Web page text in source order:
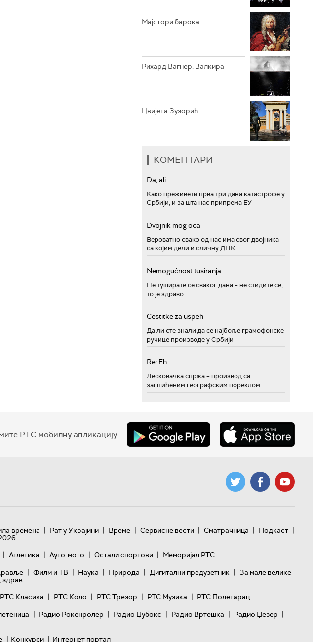
Мајстори барока
Рихард Вагнер: Валкира
Цвијета Зузорић
КОМЕНТАРИ
Da, ali...
Како преживети прва три дана катастрофе у
Србији, и за шта нас припрема ЕУ
Dvojnik mog oca
Вероватно свако од нас има свог двојника
са којим дели и сличну ДНК
Nemogućnost tusiranja
Не туширате се сваког дана – не стидите се,
то је здраво
Cestitke za uspeh
Да ли сте знали да се најбоље грамофонске
ручице производе у Србији
Re: Eh...
Лесковачка спржа – производ са
заштићеним географским пореклом
РТС мобилну апликацију
времена | Рат у Украјини | Време | Сервисне вести | Сматрачница | Подкаст |
| Атлетика | Ауто-мото | Остали спортови | Меморијал РТС
| Филм и ТВ | Наука | Природа | Дигитални предузетник | За мале велике
здрав
РТС Класика | РТС Коло | РТС Трезор | РТС Музика | РТС Полетарац
| Радио Рокенролер | Радио Џубокс | Радио Вртешка | Радио Џезер |
| Конкурси | Интернет портал